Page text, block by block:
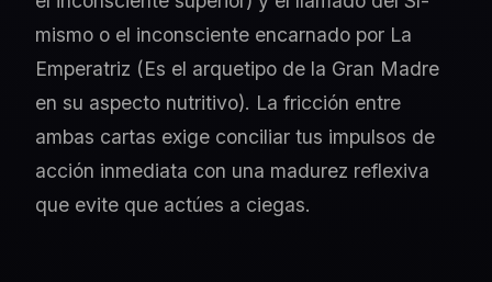
mismo o el inconsciente encarnado por La
Emperatriz (Es el arquetipo de la Gran Madre
en su aspecto nutritivo). La fricción entre
ambas cartas exige conciliar tus impulsos de
acción inmediata con una madurez reflexiva
que evite que actúes a ciegas.